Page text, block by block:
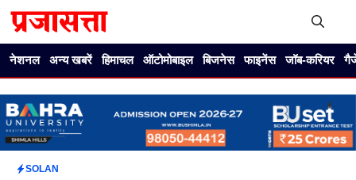
नेशनल अन्य खबरें हिमाचल ऑटोमोबाइल बिजनेस फाइनेंस जॉब-करियर
SOLAN